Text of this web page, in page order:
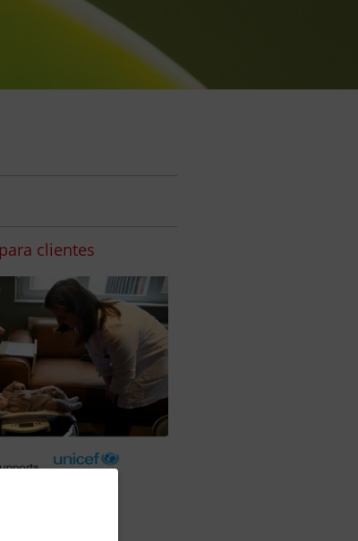
clientes